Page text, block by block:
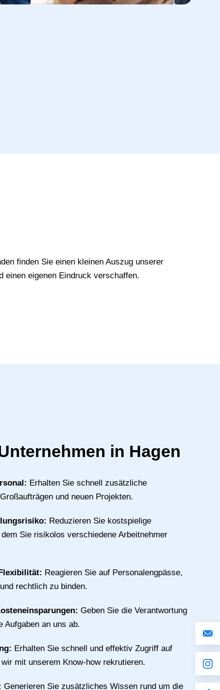
finden Sie einen kleinen Auszug unserer
einen eigenen Eindruck verschaffen.
in Hagen
Erhalten Sie schnell zusätzliche
und neuen Projekten.
Reduzieren Sie kostspielige
Sie risikolos verschiedene Arbeitnehmer
Reagieren Sie auf Personalengpässe,
rechtlich zu binden.
Geben Sie die Verantwortung
Aufgaben an uns ab.
Erhalten Sie schnell und effektiv Zugriff auf
mit unserem Know-how rekrutieren.
Generieren Sie zusätzliches Wissen rund um die